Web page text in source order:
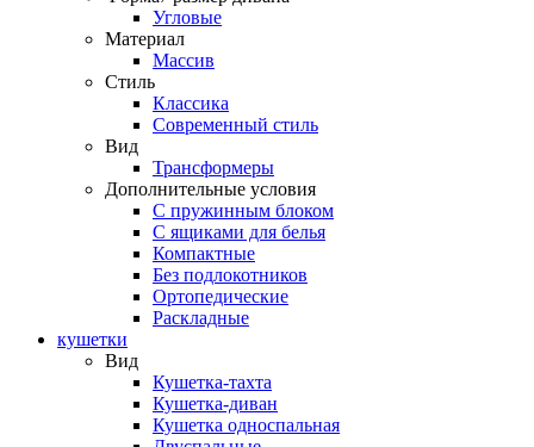
Угловые
Материал
Массив
Стиль
Классика
Современный стиль
Вид
Трансформеры
Дополнительные условия
С пружинным блоком
С ящиками для белья
Компактные
Без подлокотников
Ортопедические
Раскладные
кушетки
Вид
Кушетка-тахта
Кушетка-диван
Кушетка односпальная